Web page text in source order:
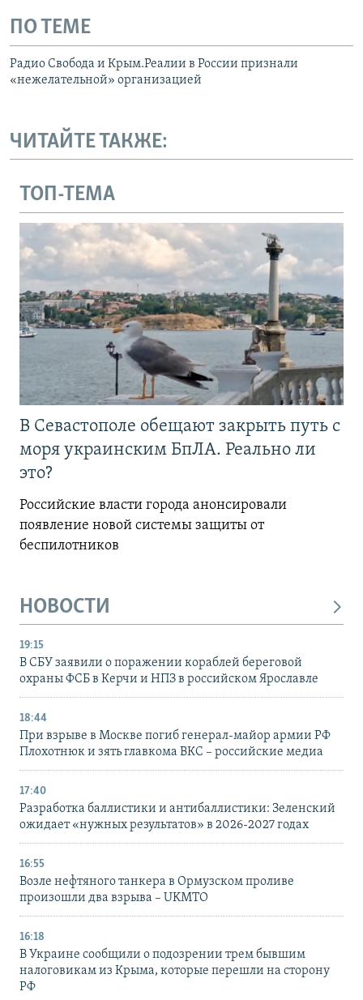
ПО ТЕМЕ
Радио Свобода и Крым.Реалии в России признали
«нежелательной» организацией
ЧИТАЙТЕ ТАКЖЕ:
ТОП-ТЕМА
В Севастополе обещают закрыть путь с
моря украинским БпЛА. Реально ли
это?
Российские власти города анонсировали
появление новой системы защиты от
беспилотников
НОВОСТИ
19:15
В СБУ заявили о поражении кораблей береговой
охраны ФСБ в Керчи и НПЗ в российском Ярославле
18:44
При взрыве в Москве погиб генерал-майор армии РФ
Плохотнюк и зять главкома ВКС – российские медиа
17:40
Разработка баллистики и антибаллистики: Зеленский
ожидает «нужных результатов» в 2026-2027 годах
16:55
Возле нефтяного танкера в Ормузском проливе
произошли два взрыва – UKMTO
16:18
В Украине сообщили о подозрении трем бывшим
налоговикам из Крыма, которые перешли на сторону
РФ